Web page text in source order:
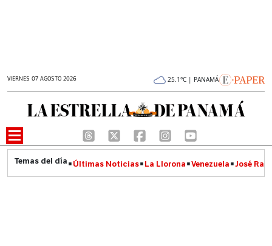
VIERNES 07 AGOSTO 2026 25.1°C | PANAMÁ
Últimas Noticias La Llorona Venezuela José